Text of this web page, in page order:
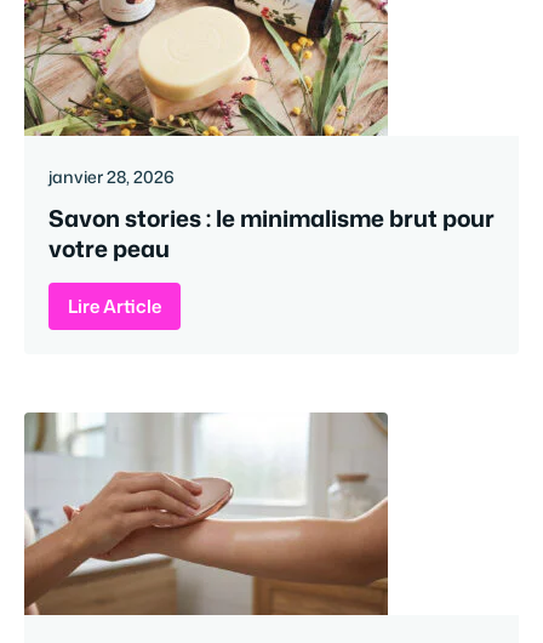
janvier 28, 2026
Savon stories : le minimalisme brut pour
votre peau
Lire Article